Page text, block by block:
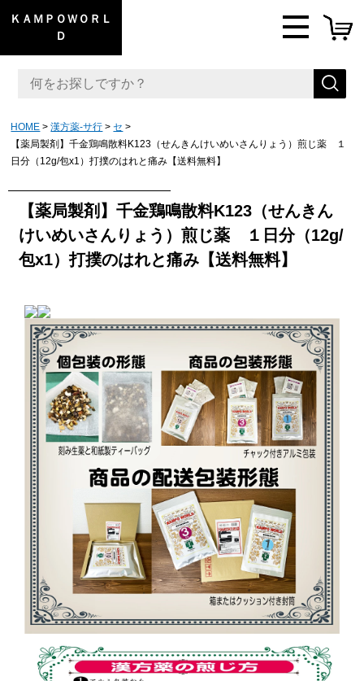
ＫＡＭＰＯＷＯＲＬ
Ｄ
HOME 漢方薬-サ行
セ
【薬局製剤】千金鶏鳴散料K123（せんきんけいめいさんりょう）煎じ薬 １
日分（12g/包x1）打撲のはれと痛み【送料無料】
【薬局製剤】千金鶏鳴散料K123（せんきん
けいめいさんりょう）煎じ薬 １日分（12g/
包x1）打撲のはれと痛み【送料無料】